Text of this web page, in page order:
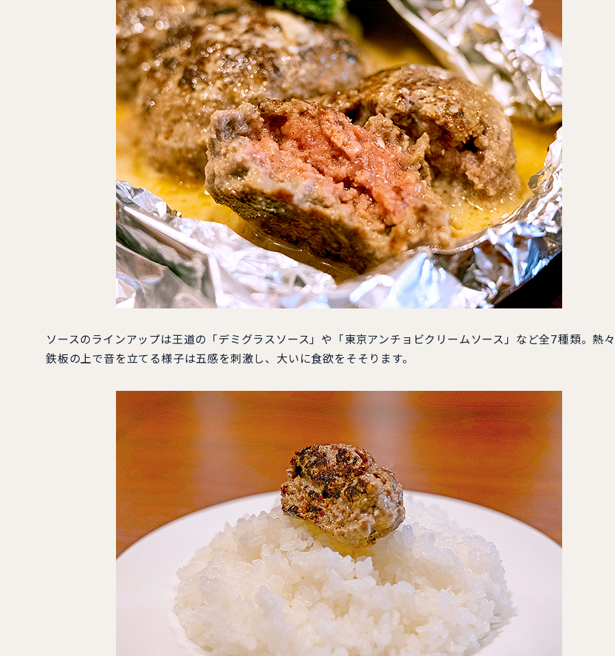
ソースのラインアップは王道の「デミグラスソース」や「東京アンチョビクリームソース」など全7種類。熱
鉄板の上で音を立てる様子は五感を刺激し、大いに食欲をそそります。